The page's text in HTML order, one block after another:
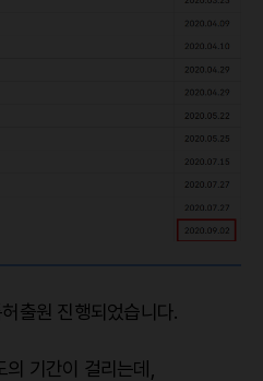
출원 진행되었습니다.
기간이 걸리는데,